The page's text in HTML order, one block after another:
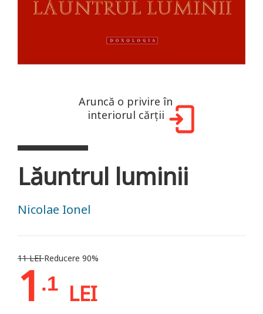
Aruncă o privire în
interiorul cărții
Lăuntrul luminii
Nicolae Ionel
11 LEIReducere 90%
1 .1 LEI